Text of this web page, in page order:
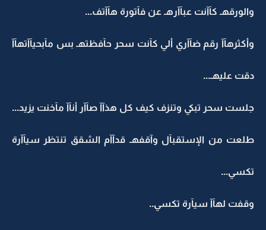
والورقهـ كآآنت عبآآرهـ عن فآتورة هآآتف...
وأكثرهآآ رقم ضآآري ألي كآنت سحر حآفظتهـ بس مآبحيآآتهآآ
دقت عليهـ...
جلست سحر تبكي وتنزف كيف كل هذآآ صآآر أنآآ مآخنت يزيد...
طلعت من الإستقبآل وآقفهـ قدآآم الشقق تنتظر سيآآرة
تكسي...
وقفت لهآآ سيآرة تكسي..